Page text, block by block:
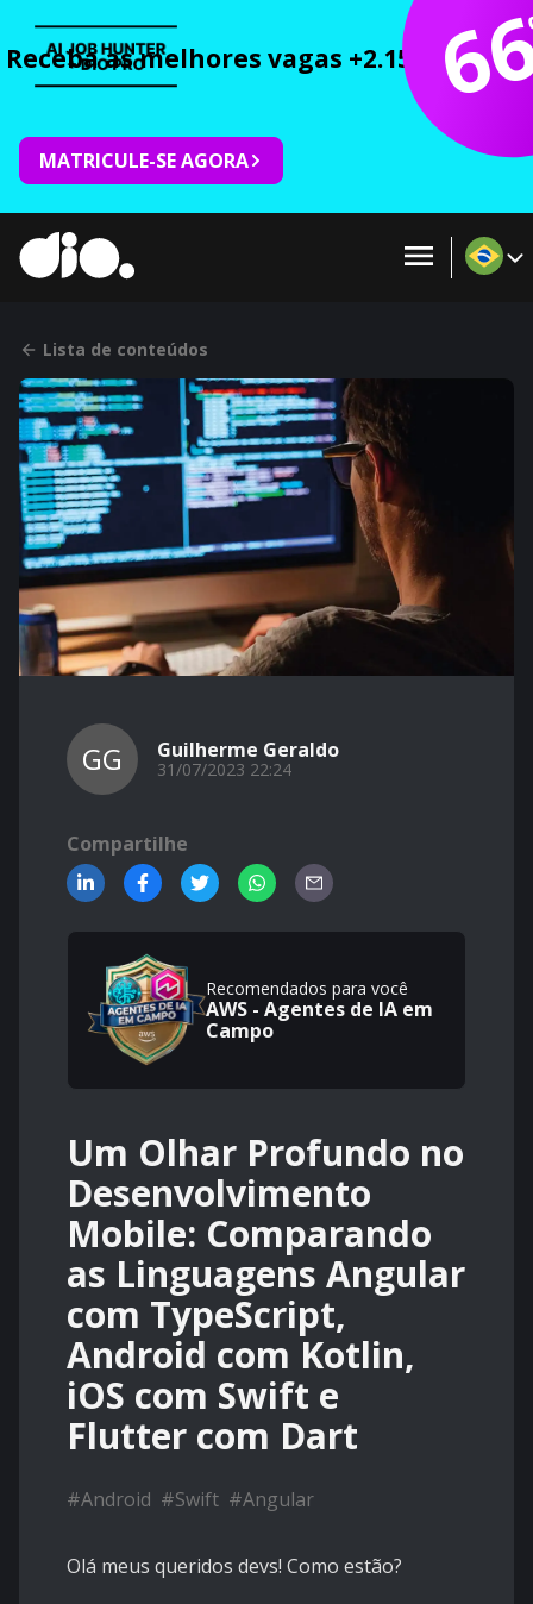
Receba as melhores vagas +2.150 cursos
MATRICULE-SE AGORA
Lista de conteúdos
GG Guilherme Geraldo
31/07/2023 22:24
Compartilhe
Recomendados para você
AWS - Agentes de IA em
Campo
Um Olhar Profundo no
Desenvolvimento
Mobile: Comparando
as Linguagens Angular
com TypeScript,
Android com Kotlin,
iOS com Swift e
Flutter com Dart
#Android #Swift #Angular
Olá meus queridos devs! Como estão?